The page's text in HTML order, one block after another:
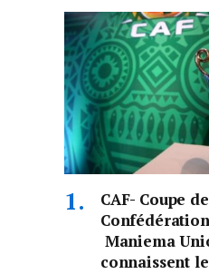
CAF- Coupe
Maniema
connaissent